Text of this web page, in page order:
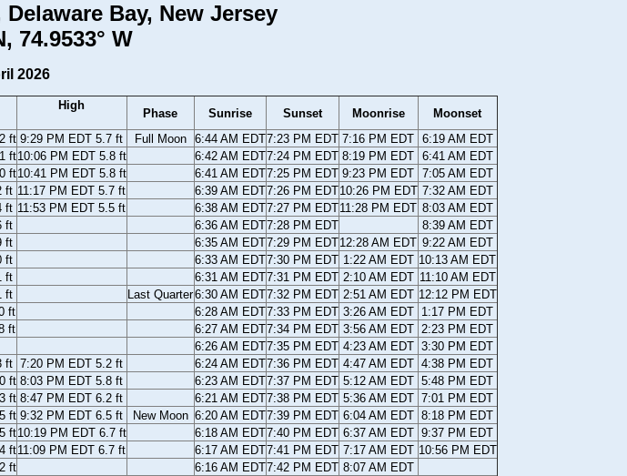
Bay, New Jersey
74.9533° W
2026
High
Phase Sunrise Sunset Moonrise
Moonset
ft 9:29 PM EDT 5.7 ft Full Moon 6:44 AM EDT7:23 PM EDT 7:16 PM EDT 6:19 AM EDT
ft10:06 PM EDT 5.8 ft 6:42 AM EDT7:24 PM EDT 8:19 PM EDT 6:41 AM EDT
ft10:41 PM EDT 5.8 ft 6:41 AM EDT7:25 PM EDT 9:23 PM EDT 7:05 AM EDT
ft 11:17 PM EDT 5.7 ft 6:39 AM EDT7:26 PM EDT10:26 PM EDT 7:32 AM EDT
ft 11:53 PM EDT 5.5 ft 6:38 AM EDT7:27 PM EDT11:28 PM EDT 8:03 AM EDT
ft 6:36 AM EDT7:28 PM EDT
8:39 AM EDT
ft 6:35 AM EDT7:29 PM EDT12:28 AM EDT 9:22 AM EDT
ft 6:33 AM EDT7:30 PM EDT 1:22 AM EDT 10:13 AM EDT
ft 6:31 AM EDT7:31 PM EDT 2:10 AM EDT 11:10 AM EDT
ft Last Quarter6:30 AM EDT7:32 PM EDT 2:51 AM EDT 12:12 PM EDT
ft 6:28 AM EDT7:33 PM EDT 3:26 AM EDT
1:17 PM EDT
ft 6:27 AM EDT7:34 PM EDT 3:56 AM EDT
2:23 PM EDT
6:26 AM EDT7:35 PM EDT 4:23 AM EDT 3:30 PM EDT
ft 7:20 PM EDT 5.2 ft 6:24 AM EDT7:36 PM EDT 4:47 AM EDT 4:38 PM EDT
ft 8:03 PM EDT 5.8 ft 6:23 AM EDT7:37 PM EDT 5:12 AM EDT 5:48 PM EDT
ft 8:47 PM EDT 6.2 ft 6:21 AM EDT7:38 PM EDT 5:36 AM EDT 7:01 PM EDT
ft 9:32 PM EDT 6.5 ft New Moon 6:20 AM EDT7:39 PM EDT 6:04 AM EDT 8:18 PM EDT
ft10:19 PM EDT 6.7 ft 6:18 AM EDT7:40 PM EDT 6:37 AM EDT 9:37 PM EDT
ft11:09 PM EDT 6.7 ft 6:17 AM EDT7:41 PM EDT 7:17 AM EDT 10:56 PM EDT
ft 6:16 AM EDT7:42 PM EDT 8:07 AM EDT